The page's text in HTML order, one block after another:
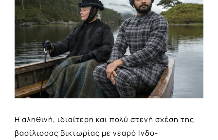
Image
Η αληθινή, ιδιαίτερη και πολύ στενή σχέση της
βασίλισσας Βικτωρίας με νεαρό Ινδο-